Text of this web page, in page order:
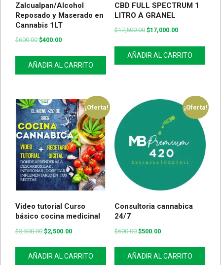
Zalcualpan/Alcohol
Reposado y Maserado en
Cannabis 1LT
$600.00 $400.00
AÑADIR AL CARRITO
CBD FULL SPECTRUM 1
LITRO A GRANEL
$17,500.00 $17,000.00
AÑADIR AL CARRITO
¡Oferta!
Video tutorial Curso
básico cocina medicinal
$3,500.00 $2,500.00
AÑADIR AL CARRITO
¡Oferta!
Consultoria cannabica
24/7
$600.00 $500.00
AÑADIR AL CARRITO